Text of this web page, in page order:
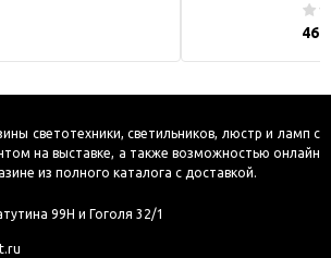
светотехники, светильников, люстр и ламп с
на выставке, а также возможностью онлайн
из полного каталога с доставкой.
99Н и Гоголя 32/1